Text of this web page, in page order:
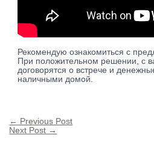
Рекомендую ознакомиться с
При положительном решении, с
договорятся о встрече и
наличными домой.
← Previous Post
Next Post →